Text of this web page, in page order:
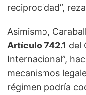
reciprocidad”,
Asimismo,
Artículo 742.1 del
Internacional”,
mecanismos
régimen podría